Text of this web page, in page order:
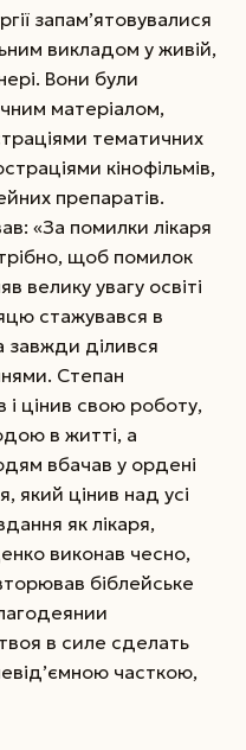
запам’ятовувалися
викладом у живій,
Вони були
матеріалом,
тематичних
кінофільмів,
препаратів.
«За помилки лікаря
щоб помилок
велику увагу освіті
стажувався в
завжди ділився
Степан
цінив свою роботу,
в житті, а
вбачав у ордені
який цінив над усі
як лікаря,
виконав чесно,
біблейське
в силе сделать
часткою,